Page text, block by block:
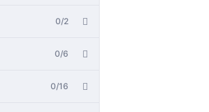
0/2
0/6
0/16